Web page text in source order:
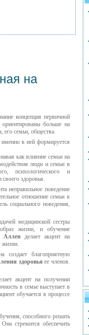
на
концепция первичной
больше на
его семьи, общества.
в ней формируется
как влияние семьи на
люди и семьи в
психологического и
здоровья.
неправильное поведение
отношение семьи к
социального поведения,
медицинской сестры
жизни, и обучение
делает акцент на
жизни.
создает благоприятную
здоровья ее членов.
акцент на получении
в семье выступает в
обучается в процессе
способного решать
стремится обеспечить